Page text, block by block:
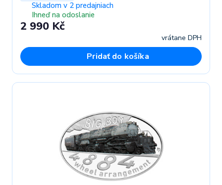
Skladom v 2 predajniach
Ihneď na odoslanie
2 990 Kč
vrátane DPH
Pridať do košíka